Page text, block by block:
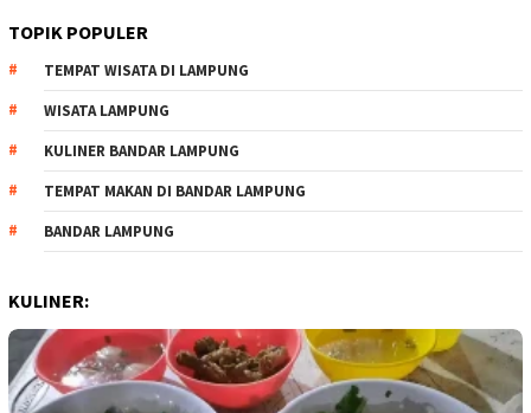
TOPIK POPULER
TEMPAT WISATA DI LAMPUNG
WISATA LAMPUNG
KULINER BANDAR LAMPUNG
TEMPAT MAKAN DI BANDAR LAMPUNG
BANDAR LAMPUNG
KULINER: